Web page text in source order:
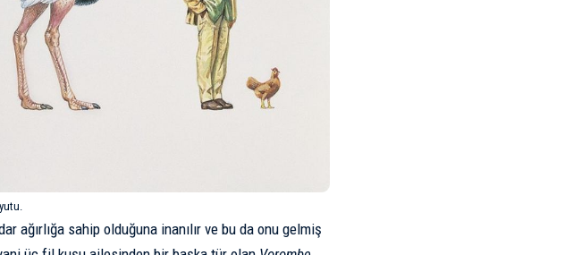
ağırlığa sahip olduğuna inanılır ve bu da onu gelmiş